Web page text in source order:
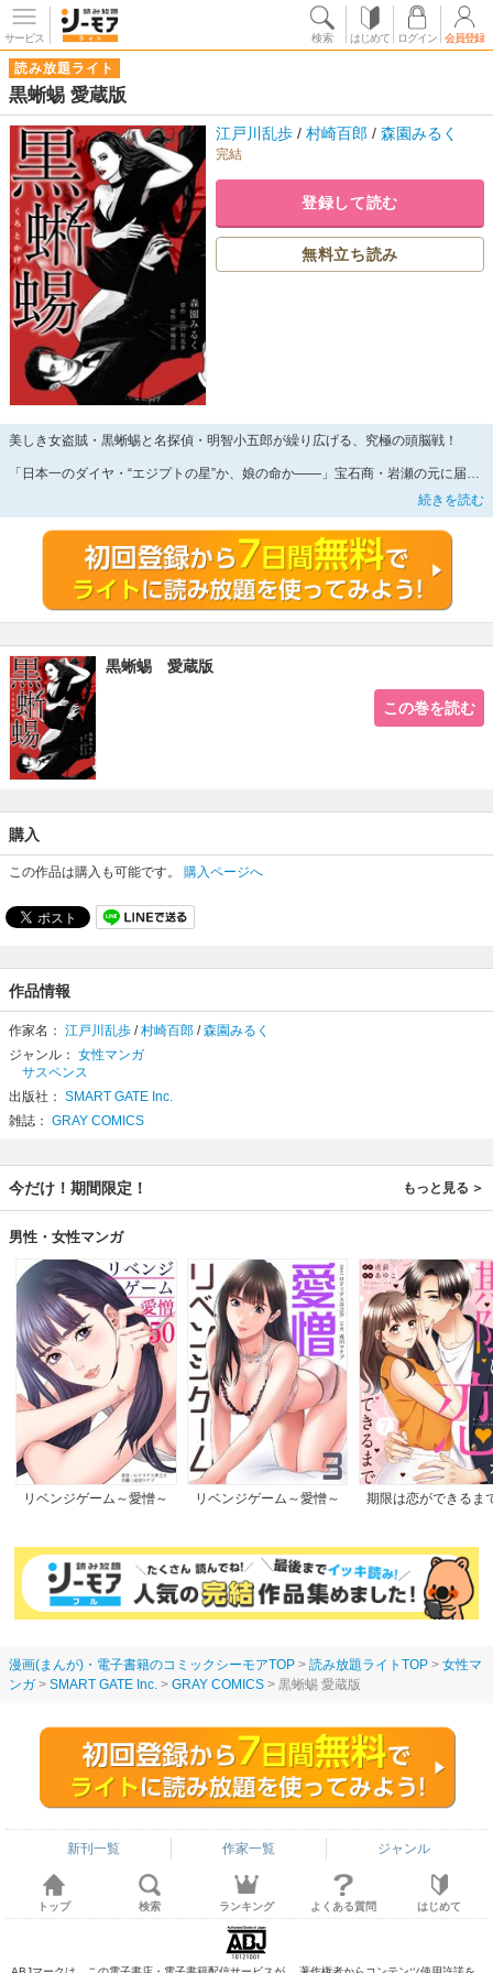
サービス 検索 はじめて ログイン 会員登録
読み放題ライト
黒蜥蜴 愛蔵版
江戸川乱歩 / 村崎百郎 / 森園みるく
完結
登録して読む
無料立ち読み
美しき女盗賊・黒蜥蜴と名探偵・明智小五郎が繰り広げる、究極の頭脳戦！
「日本一のダイヤ・“エジプトの星”か、娘の命か――」宝石商・岩瀬の元に届い
た一通の予告状。差出人は、神出鬼没の女盗賊・黒蜥蜴。岩瀬から依頼を受けた
名探偵・明智小五郎は完璧な作戦で黒蜥蜴を待ち受けるが、彼女の狡猾な罠がそ
プライドを賭けた二人の対決は、追う者と追われる者の立場を超え、やがて妖し
い愛と官能の渦へと堕ちていく。人間の心の奥底に潜む欲望と倒錯した美意識
が、見る者を惑わせる。
江戸川乱歩の不朽の名作を、村崎百郎と森園みるくが狂気とエロティシズムで染
続きを読む
黒蜥蜴 愛蔵版
この巻を読む
購入
この作品は購入も可能です。 購入ページへ
作品情報
作家名： 江戸川乱歩 /村崎百郎 /森園みるく
ジャンル： 女性マンガ
サスペンス
出版社： SMART GATE Inc.
雑誌： GRAY COMICS
今だけ！期間限定！ もっと見る
男性・女性マンガ
リベンジゲーム～愛憎～
リベンジゲーム～愛憎～
期限は恋ができるま
漫画(まんが)・電子書籍のコミックシーモアTOP 読み放題ライトTOP
女性マ
ンガ
SMART GATE Inc. GRAY COMICS 黒蜥蜴 愛蔵版
新刊一覧 作家一覧 ジャンル
トップ 検索 ランキング よくある質問 はじめて